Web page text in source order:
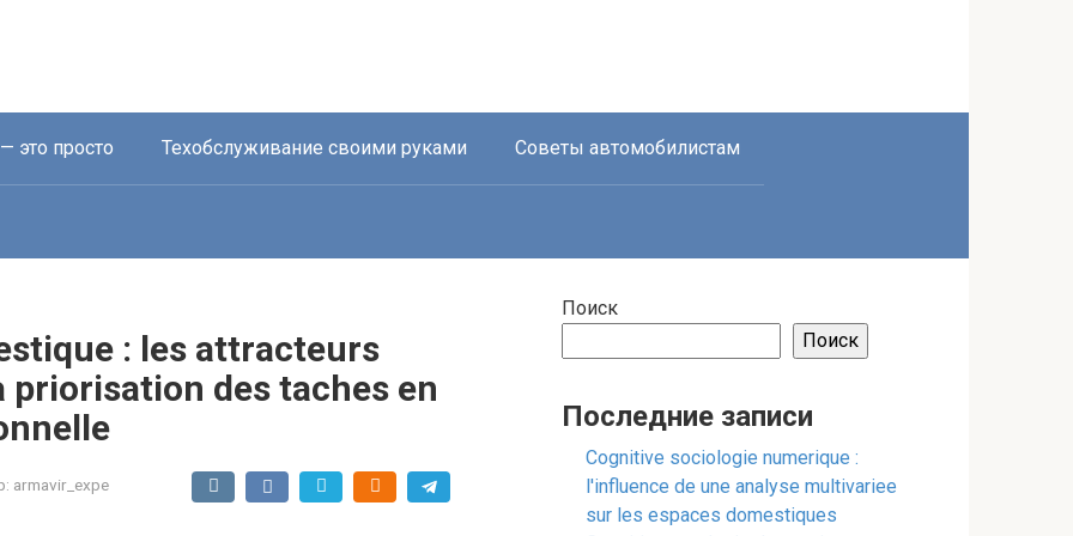
это просто Техобслуживание своими руками Советы автомобилистам
: les attracteurs
des taches en
armavir_expe
Поиск
Поиск
Последние записи
Cognitive sociologie numerique :
l'influence de une analyse multivariee
sur les espaces domestiques